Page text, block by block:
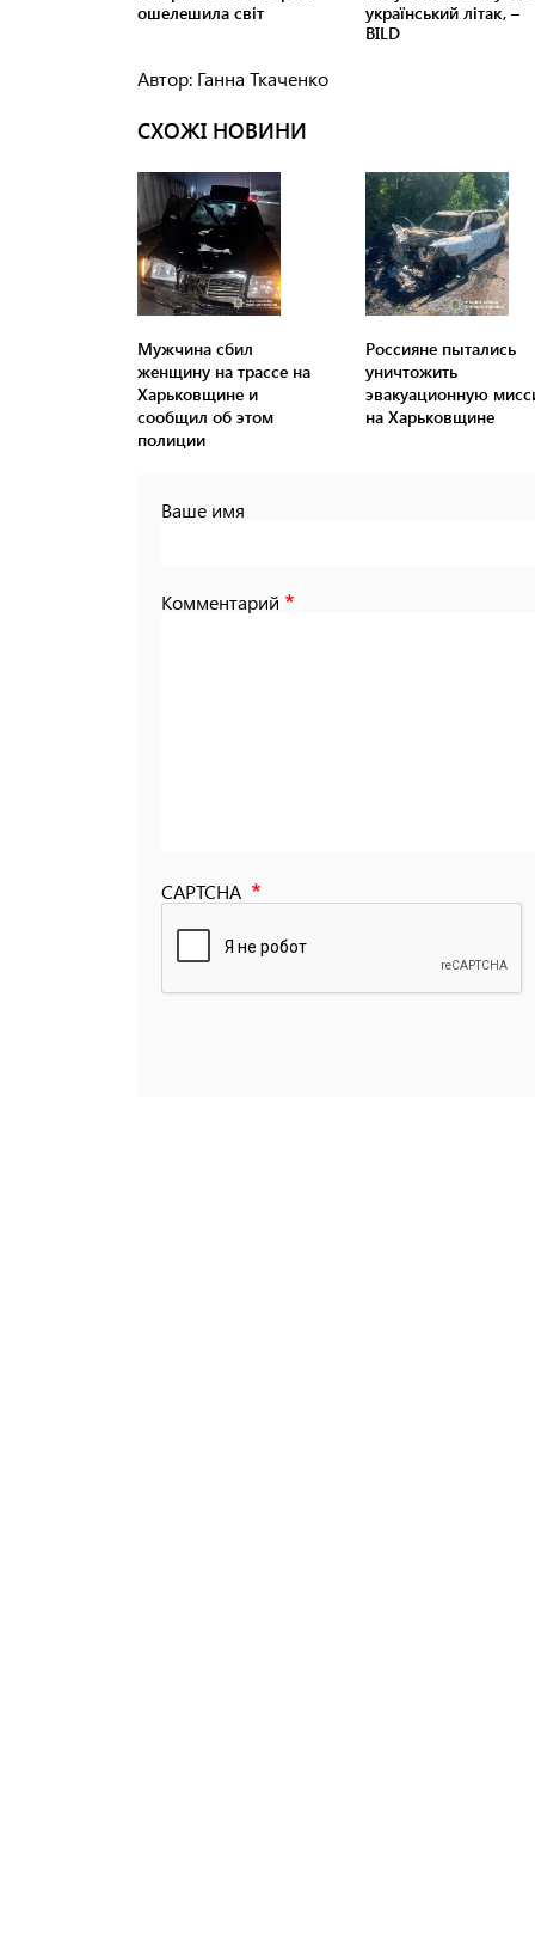
Автор: Ганна Ткаченко
СХОЖІ НОВИНИ
Мужчина сбил
женщину на трассе на
Харьковщине и
сообщил об этом
полиции
Россияне пытались
уничтожить
эвакуационную
на Харьковщине
Ваше имя
Комментарий
CAPTCHA